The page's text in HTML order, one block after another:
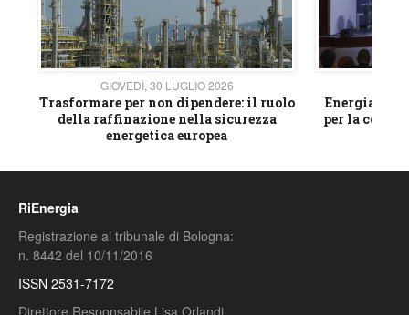
GIOVEDÌ, 30 LUGLIO 2026
Trasformare per non dipendere: il ruolo
della raffinazione nella sicurezza
energetica europea
Energia e
per la
RiEnergia
Registrazione al tribunale di Bologna:
n. 8442 del 10/11/2016
ISSN 2531-7172